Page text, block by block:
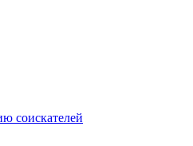
соискателей